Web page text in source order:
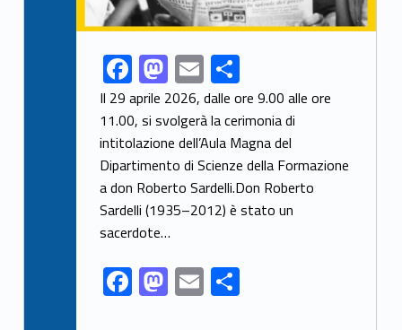
Link identifier share facebook archive #share-link-archive-3787F
ac
e
b
o
o
k
M
as
to
d
o
n
E
m
ai
l
S
h
ar
e
Il 29 aprile 2026, dalle ore 9.00 alle ore
11.00, si svolgerà la cerimonia di
intitolazione dell’Aula Magna del
Dipartimento di Scienze della Formazione
a don Roberto Sardelli.Don Roberto
Sardelli (1935–2012) è stato un
sacerdote…
F
ac
M
as
E
m
S
h